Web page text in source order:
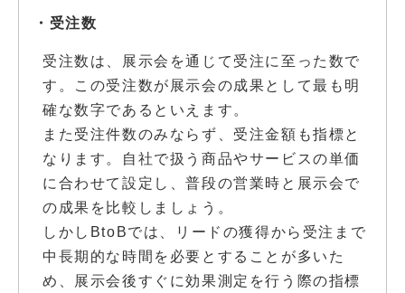
・受注数
受注数は、展示会を通じて受注に至った数で
す。この受注数が展示会の成果として最も明
確な数字であるといえます。
また受注件数のみならず、受注金額も指標と
なります。自社で扱う商品やサービスの単価
に合わせて設定し、普段の営業時と展示会で
の成果を比較しましょう。
しかしBtoBでは、リードの獲得から受注まで
中長期的な時間を必要とすることが多いた
め、展示会後すぐに効果測定を行う際の指標